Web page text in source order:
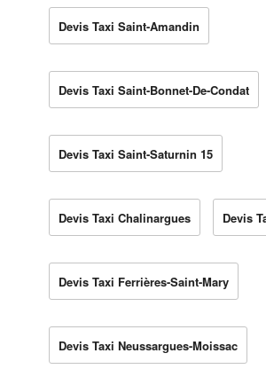
Devis Taxi Saint-Amandin
Devis Taxi Saint-Bonnet-De-Condat
Devis Taxi Saint-Saturnin 15
Devis Taxi Chalinargues Devis
Devis Taxi Ferrières-Saint-Mary
Devis Taxi Neussargues-Moissac